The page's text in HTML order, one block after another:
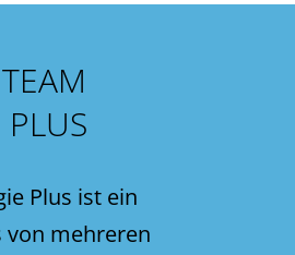
Plus ist ein
von mehreren